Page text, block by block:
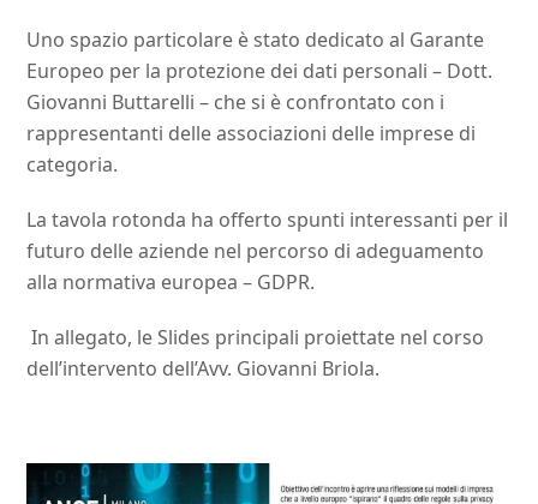
Uno spazio particolare è stato dedicato al Garante
Europeo per la protezione dei dati personali – Dott.
Giovanni Buttarelli – che si è confrontato con i
rappresentanti delle associazioni delle imprese di
categoria.
La tavola rotonda ha offerto spunti interessanti per il
futuro delle aziende nel percorso di adeguamento
alla normativa europea – GDPR.
In allegato, le Slides principali proiettate nel corso
dell’intervento dell’Avv. Giovanni Briola.